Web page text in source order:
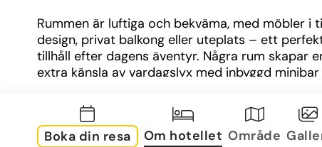
Rummen är luftiga och bekväma, med möbler i
design, privat balkong eller uteplats – ett
tillhåll efter dagens äventyr. Några rum skapar
extra känsla av vardagslyx med inbyggd
När magen knorrar finns valmöjligheter nog: njut
paradrätter på à la carte-restaurangerna, ta
Boka din resa Om hotellet Område